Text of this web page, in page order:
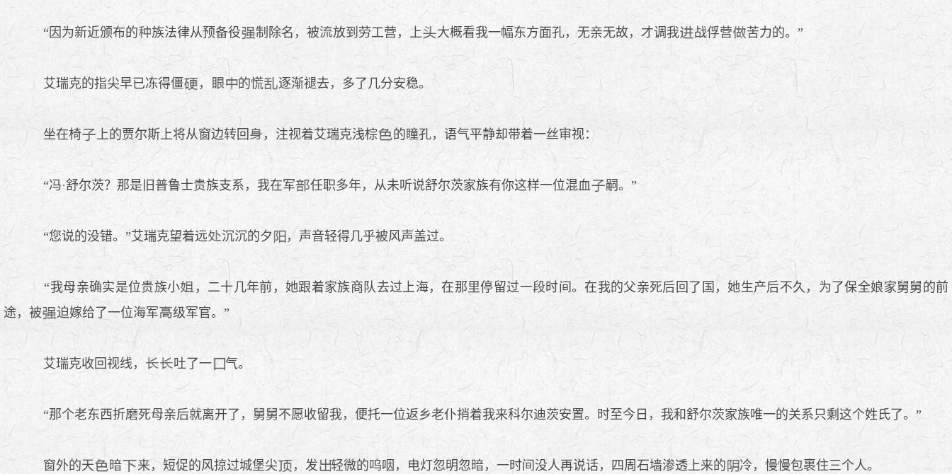
“因为新近颁布的 族法律从预备役 制除名，被 放到劳工营，上 大概看我一幅东方面孔，无亲无故，才调我 战俘营 苦力的。”
艾瑞克的指尖早已冻得僵 ， 的慌 逐渐褪去，多了几分安稳。
坐在椅 上的贾尔斯上将从窗边转回 ，注视着艾瑞克浅棕 的瞳孔，语气平静却带着一丝审视：
“冯·舒尔茨？那是旧普鲁士贵族支系，我在军 任职多年，从未听说舒尔茨家族有你这样一位混血 嗣。”
“您说的没错。”艾瑞克望着远 沉沉的夕 ，声音轻得几乎被风声盖过。
“我母亲确实是位贵族小
，二十几年前，她跟着家族商队去过上海，在那里停留过一段时间。在我的父亲死后回了国，她生产后不久，为了保全娘家舅舅的前
途，被
迫嫁给了一位海军 级军官。”
艾瑞克收回视线， 吐了一 气。
“那个老东西折磨死母亲后就离开了，舅舅不愿收留我，便托一位返乡老仆捎着我来科尔迪茨安置。时至今日，我和舒尔茨家族唯一的关系只剩这个姓氏了。”
窗外的天 暗 来，短促的风掠过城堡尖 ，发 轻微的呜咽，电灯忽明忽暗，一时间没人再说话，四周石墙渗透上来的 冷，慢慢包裹住三个人。